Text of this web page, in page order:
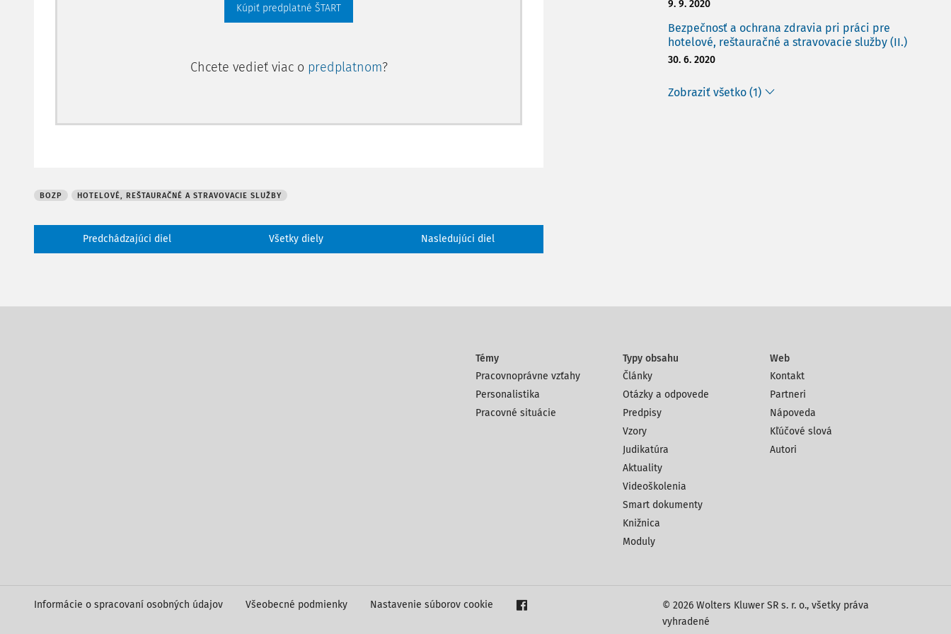
Kúpiť predplatné ŠTART
Chcete vedieť viac o predplatnom?
BOZP HOTELOVÉ, REŠTAURAČNÉ A STRAVOVACIE SLUŽBY
Predchádzajúci diel Všetky diely Nasledujúci diel
9. 9. 2020
Bezpečnosť a ochrana zdravia pri práci pre
hotelové, reštauračné a stravovacie služby (II.)
30. 6. 2020
Zobraziť všetko (1)
Témy
Pracovnoprávne vzťahy
Personalistika
Pracovné situácie
Typy obsahu
Články
Otázky a odpovede
Predpisy
Vzory
Judikatúra
Aktuality
Videoškolenia
Smart dokumenty
Knižnica
Moduly
Web
Kontakt
Partneri
Nápoveda
Kľúčové slová
Autori
© 2026 Wolters Kluwer SR s. r. o., všetky práva
vyhradené
Informácie o spracovaní osobných údajov Všeobecné podmienky Nastavenie súborov cookie